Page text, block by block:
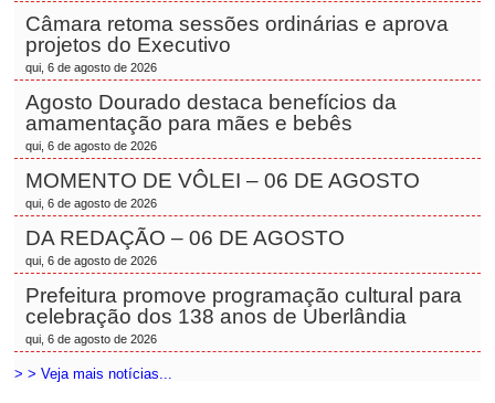
Câmara retoma sessões ordinárias e aprova
projetos do Executivo
qui, 6 de agosto de 2026
Agosto Dourado destaca benefícios da
amamentação para mães e bebês
qui, 6 de agosto de 2026
MOMENTO DE VÔLEI – 06 DE AGOSTO
qui, 6 de agosto de 2026
DA REDAÇÃO – 06 DE AGOSTO
qui, 6 de agosto de 2026
Prefeitura promove programação cultural para
celebração dos 138 anos de Uberlândia
qui, 6 de agosto de 2026
> > Veja mais notícias...